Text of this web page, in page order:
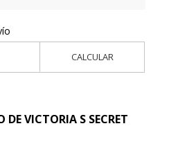
CALCULAR
VICTORIA S SECRET